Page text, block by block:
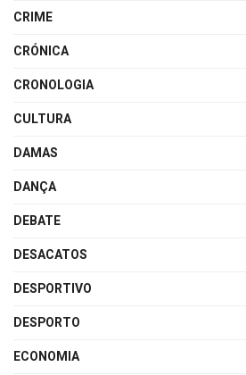
CRIME
CRÓNICA
CRONOLOGIA
CULTURA
DAMAS
DANÇA
DEBATE
DESACATOS
DESPORTIVO
DESPORTO
ECONOMIA